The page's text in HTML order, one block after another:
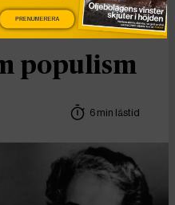
kan
populism
6 min lästid
PRENUMERERA